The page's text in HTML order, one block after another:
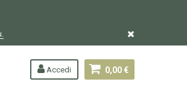
0,00 €
Accedi